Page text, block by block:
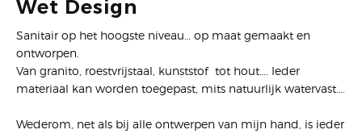
Wet Design
Sanitair op het hoogste niveau… op maat gemaakt en
ontworpen.
Van granito, roestvrijstaal, kunststof tot hout…. Ieder
materiaal kan worden toegepast, mits natuurlijk watervast….
Wederom, net als bij alle ontwerpen van mijn hand, is ieder